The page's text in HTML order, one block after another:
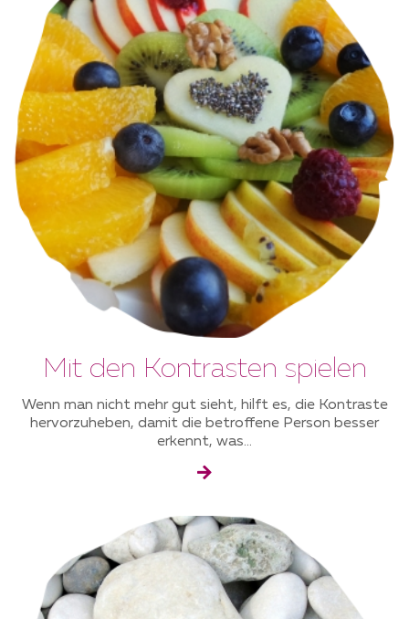
Mit den Kontrasten spielen
Wenn man nicht mehr gut sieht, hilft es, die Kontraste
hervorzuheben, damit die betroffene Person besser
erkennt, was...